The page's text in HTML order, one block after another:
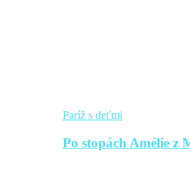
Paríž s deťmi
Po stopách Amélie z